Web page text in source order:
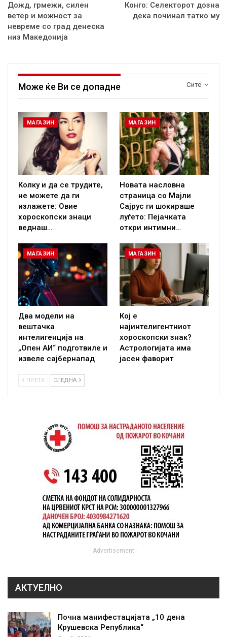
Дожд, грмежи, силен
ветер и можност за
невреме со град денеска
низ Македонија
Конго: Селекторот дозна
дека починал татко му
Сите
Може ќе Ви се допадне
МАГАЗИН
Колку и да се трудите,
не можете да ги
излажете: Овие
хороскопски знаци
веднаш…
МАГАЗИН
Новата насловна
страница со Мајли
Сајрус ги шокираше
луѓето: Пејачката
откри интимни…
МАГАЗИН
Два модели на
вештачка
интелигенција на
„Опен АИ“ подготвиле и
извеле сајбернапад
МАГАЗИН
Кој е
најинтелигентниот
хороскопски знак?
Астрологијата има
јасен фаворит
ПРЕТХ СЛЕДНА
- Advertisement -
АКТУЕЛНО
Почна манифестацијата „10 дена
Крушевска Република“